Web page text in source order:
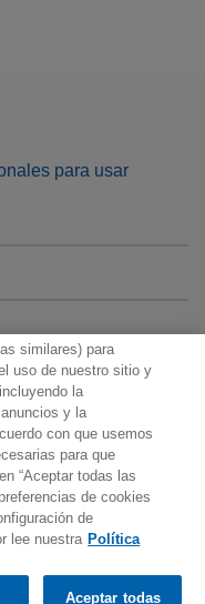
para usar
Términos de Uso
Política de cookies
in English?
similares) para
uso de nuestro sitio y
la
y la
con que usemos
para que
“Aceptar todas las
de cookies
de
lee nuestra Política
Aceptar todas